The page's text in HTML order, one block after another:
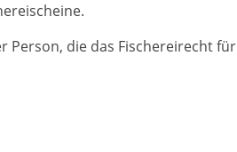
Person, die das Fischereirecht für